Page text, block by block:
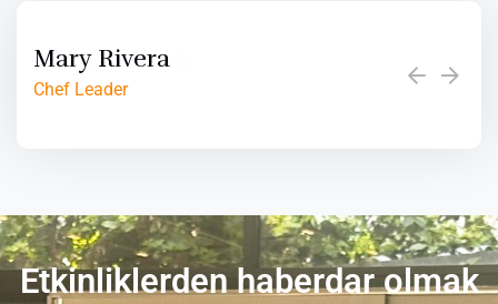
Mary Rivera
Chef Leader
Etkinliklerden haberdar olmak